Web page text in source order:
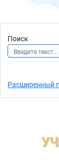
Поиск
Расширенный